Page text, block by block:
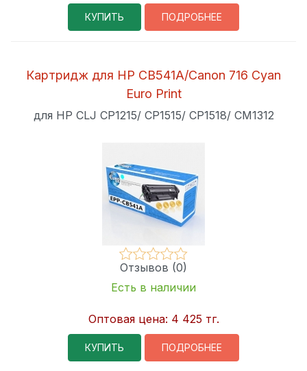
КУПИТЬ ПОДРОБНЕЕ
Картридж для HP CB541A/Canon 716 Cyan
Euro Print
для HP CLJ CP1215/ CP1515/ CP1518/ CM1312
Отзывов (0)
Есть в наличии
Оптовая цена: 4 425 тг.
КУПИТЬ ПОДРОБНЕЕ